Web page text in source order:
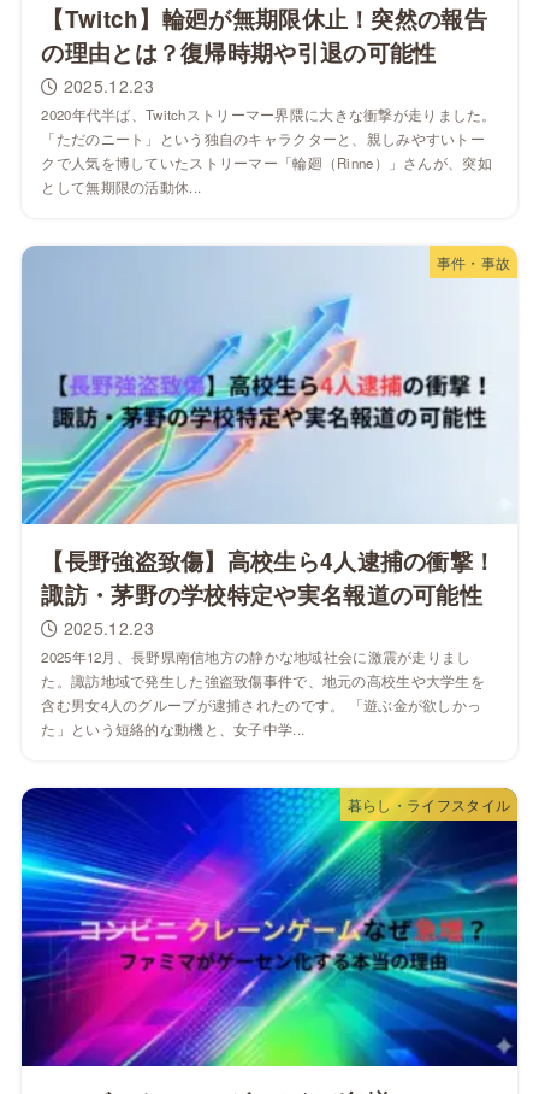
【Twitch】輪廻が無期限休止！突然の報告
の理由とは？復帰時期や引退の可能性
2025.12.23
2020年代半ば、Twitchストリーマー界隈に大きな衝撃が走りました。
「ただのニート」という独自のキャラクターと、親しみやすいトー
クで人気を博していたストリーマー「輪廻（Rinne）」さんが、突如
として無期限の活動休...
事件・事故
【長野強盗致傷】高校生ら4人逮捕の衝撃！
諏訪・茅野の学校特定や実名報道の可能性
2025.12.23
2025年12月、長野県南信地方の静かな地域社会に激震が走りまし
た。諏訪地域で発生した強盗致傷事件で、地元の高校生や大学生を
含む男女4人のグループが逮捕されたのです。 「遊ぶ金が欲しかっ
た」という短絡的な動機と、女子中学...
暮らし・ライフスタイル